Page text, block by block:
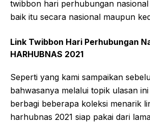
twibbon hari perhubungan nasional
baik itu secara nasional maupun
Link Twibbon Hari Perhubungan
HARHUBNAS 2021
Seperti yang kami sampaikan
bahwasanya melalui topik ulasan
berbagi beberapa koleksi menarik
harhubnas 2021 siap pakai dari